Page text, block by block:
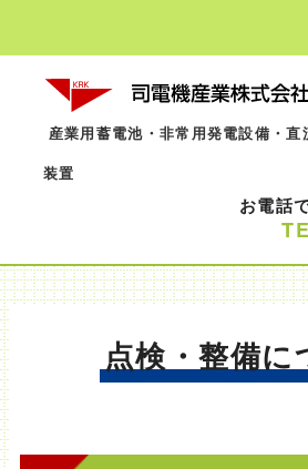
産業用蓄電池・非常用発電設備・
装置
お電話
点検・整備に